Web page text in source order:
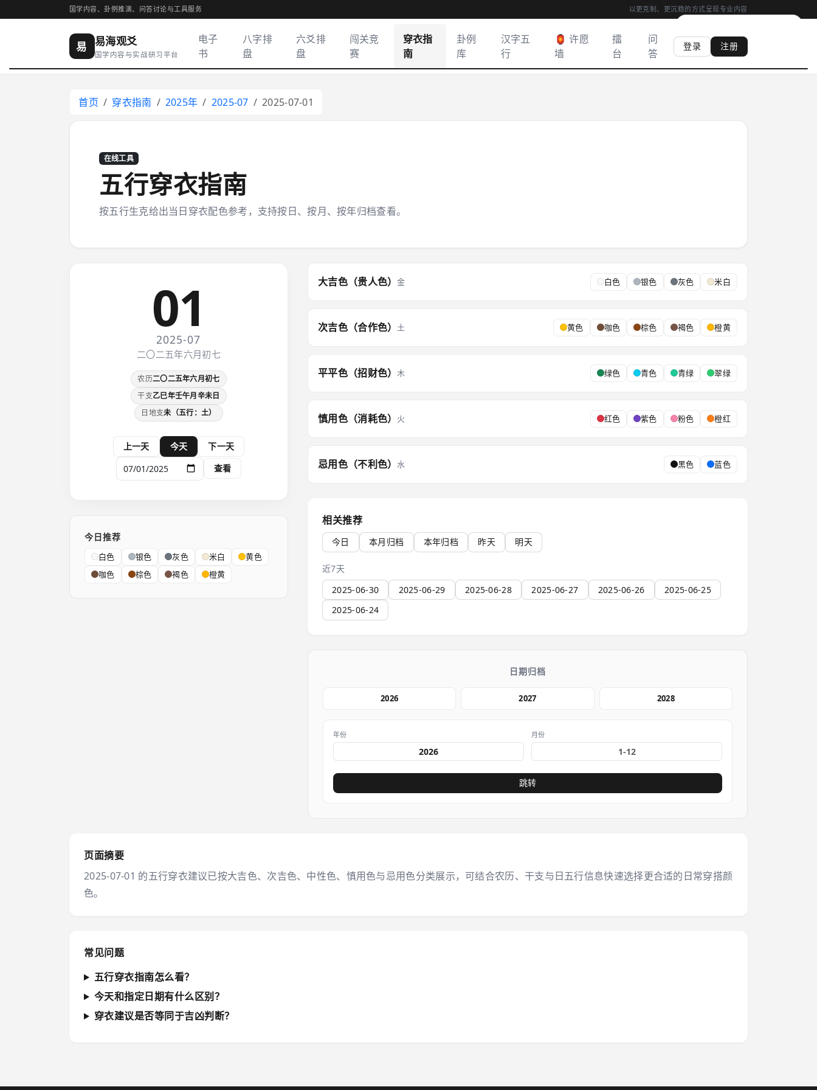
国学内容、卦例推演、问答讨论与工具服务 以更克制、更沉稳的方式呈现专业内容
易 易海观爻
国学内容与实战研习平台
电子
书
八字排
盘
六爻排
盘
闯关竞
赛
穿衣指
南
卦例
库
汉字五
行
🏮 许愿
墙
擂
台
问
答
登录 注册
首页 穿衣指南 2025年 2025-07 2025-07-01
在线工具
五行穿衣指南
按五行生克给出当日穿衣配色参考，支持按日、按月、按年归档查看。
01
2025-07
二〇二五年六月初七
农历二〇二五年六月初七
干支乙巳年壬午月辛未日
日地支未（五行：土）
上一天 今天
下一天
查看
今日推荐
白色 银色 灰色 米白
黄色
咖色
棕色 褐色 橙黄
大吉色（贵人色）金 白色 银色 灰色 米白
次吉色（合作色）土 黄色 咖色 棕色 褐色 橙黄
平平色（招财色）木 绿色 青色 青绿 翠绿
慎用色（消耗色） 火 红色 紫色 粉色 橙红
忌用色（不利色） 水 黑色 蓝色
相关推荐
今日 本月归档 本年归档 昨天 明天
近7天
2025-06-30
2025-06-29 2025-06-28 2025-06-27 2025-06-26
2025-06-25
2025-06-24
日期归档
2026 2027 2028
年份 月份
跳转
页面摘要
2025-07-01 的五行穿衣建议已按大吉色、次吉色、中性色、慎用色与忌用色分类展示，可结合农历、干支与日五行信息快速选择更合适的日常穿搭颜
色。
常见问题
五行穿衣指南怎么看？
今天和指定日期有什么区别？
穿衣建议是否等同于吉凶判断？